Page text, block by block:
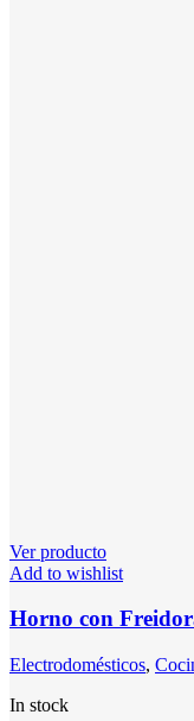
Ver producto
Add to wishlist
Horno con
Electrodomésticos,
In stock